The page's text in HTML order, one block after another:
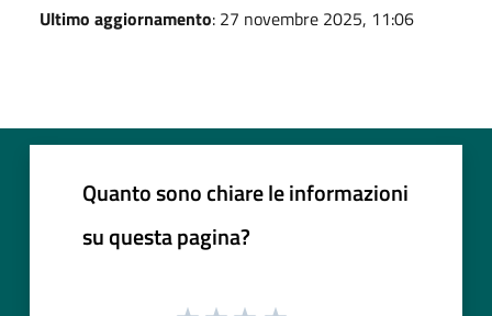
Ultimo aggiornamento: 27 novembre 2025, 11:06
Quanto sono chiare le informazioni
su questa pagina?